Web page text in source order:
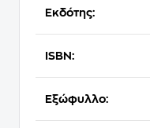
Εκδότης:
ISBN:
Εξώφυλλο: